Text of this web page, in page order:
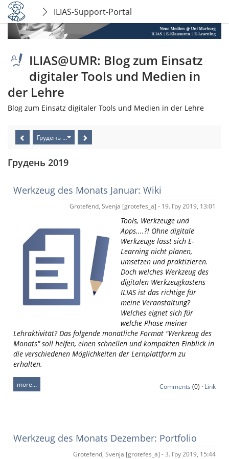
ILIAS-Support-Portal
ILIAS@UMR: Blog zum Einsatz
digitaler Tools und Medien in
der Lehre
Blog zum Einsatz digitaler Tools und Medien in der Lehre
Грудень 2019
Грудень 2019
Werkzeug des Monats Januar: Wiki
Grotefend, Svenja [grotefes_a] - 19. Гру 2019, 13:01
Tools, Werkzeuge und
Apps....?! Ohne digitale
Werkzeuge lässt sich E-
Learning nicht planen,
umsetzen und praktizieren.
Doch welches Werkzeug des
digitalen Werkzeugkastens
ILIAS ist das richtige für
meine Veranstaltung?
Welches eignet sich für
welche Phase meiner
Lehraktivität? Das folgende monatliche Format "Werkzeug des
Monats" soll helfen, einen schnellen und kompakten Einblick in
die verschiedenen Möglichkeiten der Lernplattform zu
erhalten.
more… Comments (0) · Link
Werkzeug des Monats Dezember: Portfolio
Grotefend, Svenja [grotefes_a] - 3. Гру 2019, 15:44